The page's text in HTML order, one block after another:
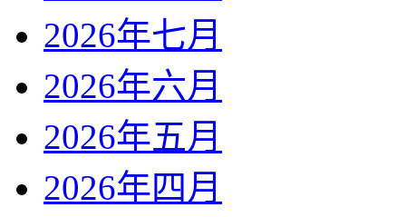
2026年七月
2026年六月
2026年五月
2026年四月